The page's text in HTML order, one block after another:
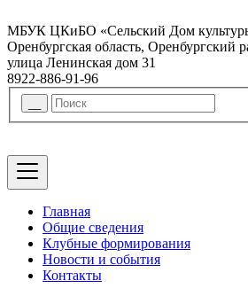
МБУК ЦКиБО «Сельский Дом
Оренбургская область, Оренбургский
улица Ленинская дом 31
8922-886-91-96
Главная
Общие сведения
Клубные формирования
Новости и события
Контакты